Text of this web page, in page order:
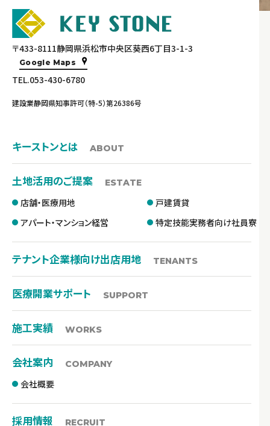
〒433-8111静岡県浜松市中央区葵西6丁目3-1-3
Google Maps
TEL.053-430-6780
建設業静岡県知事許可（特-5）第26386号
キーストンとは ABOUT
土地活用のご提案 ESTATE
店舗・医療用地
戸建賃貸
アパート・マンション経営
特定技能実務者向け社員寮
テナント企業様向け出店用地 TENANTS
医療開業サポート SUPPORT
施工実績 WORKS
会社案内 COMPANY
会社概要
採用情報 RECRUIT